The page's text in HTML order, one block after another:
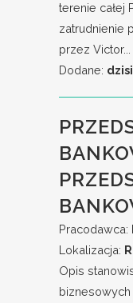
terenie całej
zatrudnienie
przez Victor...
Dodane:
Pracodawca:
Lokalizacja:
Opis